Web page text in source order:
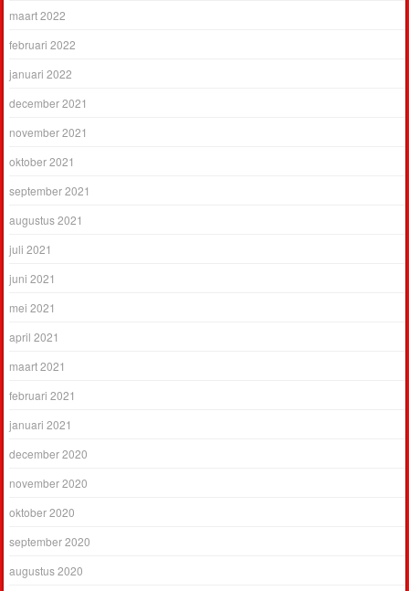
maart 2022
februari 2022
januari 2022
december 2021
november 2021
oktober 2021
september 2021
augustus 2021
juli 2021
juni 2021
mei 2021
april 2021
maart 2021
februari 2021
januari 2021
december 2020
november 2020
oktober 2020
september 2020
augustus 2020